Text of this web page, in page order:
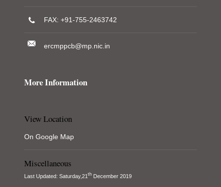
FAX: +91-755-2463742
ercmppcb@mp.nic.in
More Information
View Location
On Google Map
Miscellaneous
Last Updated: Saturday,21th December 2019